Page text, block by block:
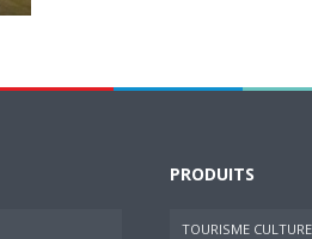
PRODUITS
TOURISME